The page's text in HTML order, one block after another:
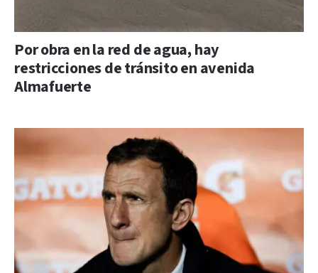
Por obra en la red de agua, hay
restricciones de tránsito en avenida
Almafuerte